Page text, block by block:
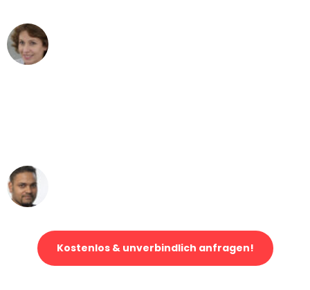
Kostenlos & unverbindlich anfragen!